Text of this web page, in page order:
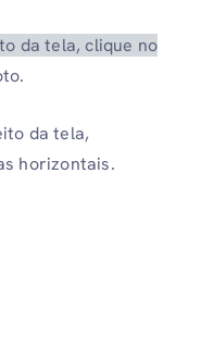
da tela, clique no
da tela,
horizontais.